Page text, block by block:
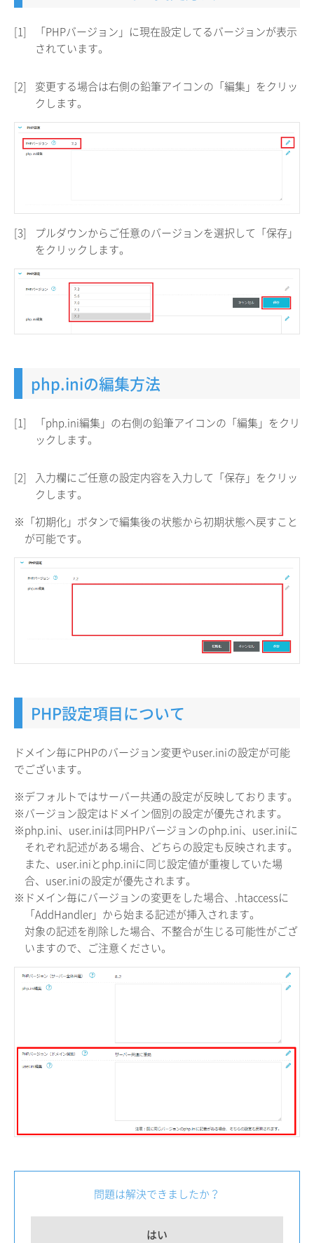
[1]
「PHPバージョン」に現在設定してるバージョンが表示
されています。
[2]
変更する場合は右側の鉛筆アイコンの「編集」をクリッ
クします。
[3]
プルダウンからご任意のバージョンを選択して「保存」
をクリックします。
php.iniの編集方法
[1]
「php.ini編集」の右側の鉛筆アイコンの「編集」をクリ
ックします。
[2]
入力欄にご任意の設定内容を入力して「保存」をクリッ
クします。
※「初期化」ボタンで編集後の状態から初期状態へ戻すこと
が可能です。
PHP設定項目について
ドメイン毎にPHPのバージョン変更やuser.iniの設定が可能
でございます。
※デフォルトではサーバー共通の設定が反映しております。
※バージョン設定はドメイン個別の設定が優先されます。
※php.ini、user.iniは同PHPバージョンのphp.ini、user.iniに
それぞれ記述がある場合、どちらの設定も反映されます。
また、user.iniとphp.iniに同じ設定値が重複していた場
合、user.iniの設定が優先されます。
※ドメイン毎にバージョンの変更をした場合、.htaccessに
「AddHandler」から始まる記述が挿入されます。
対象の記述を削除した場合、不整合が生じる可能性がござ
いますので、ご注意ください。
問題は解決できましたか？
はい